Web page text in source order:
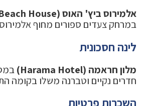
אלמירוס ביץ' האוס (Almyros Beach House)
במרחק צעדים ספורים מחוף
לינה חסכונית
מלון חראמה (Harama Hotel)
חדרים נקיים וטברנה משלו בקומה
השכרות פרטיות